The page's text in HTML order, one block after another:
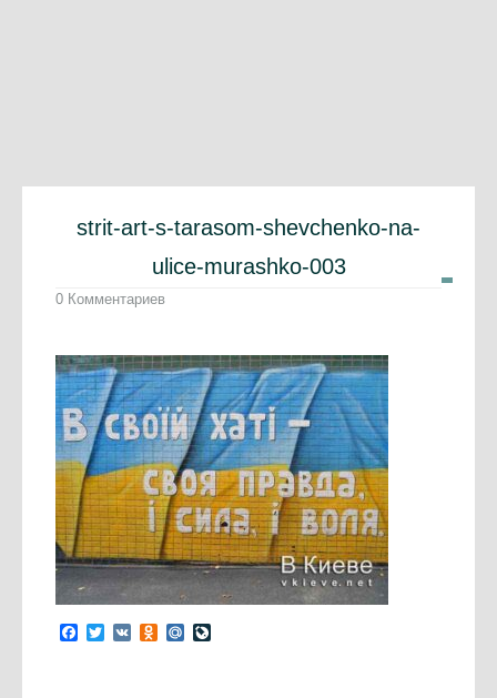
strit-art-s-tarasom-shevchenko-na-
ulice-murashko-003
0 Комментариев
Facebook
Twitter
VK Odnoklassniki
Mail.Ru